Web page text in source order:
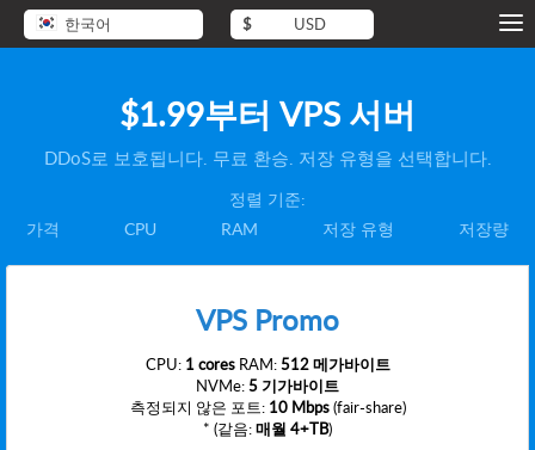
한국어 $ USD
$1.99부터 VPS 서버
DDoS로 보호됩니다. 무료 환승. 저장 유형을 선택합니다.
정렬 기준:
가격
CPU RAM 저장 유형 저장량
VPS Promo
CPU: 1 coresRAM:512 메가바이트
NVMe:5 기가바이트
측정되지 않은 포트: 10 Mbps(fair-share)
* (같음:매월 4+TB)